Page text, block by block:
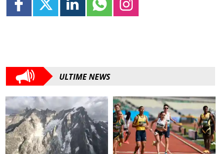
ULTIME NEWS